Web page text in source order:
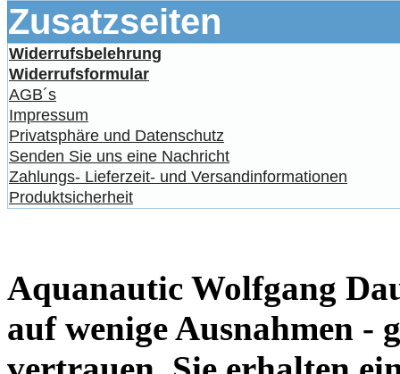
Zusatzseiten
Widerrufsbelehrung
Widerrufsformular
AGB´s
Impressum
Privatsphäre und Datenschutz
Senden Sie uns eine Nachricht
Zahlungs- Lieferzeit- und Versandinformationen
Produktsicherheit
Aquanautic Wolfgang
auf wenige Ausnahmen -